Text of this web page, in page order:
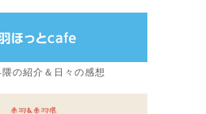
の紹介＆日々の感想